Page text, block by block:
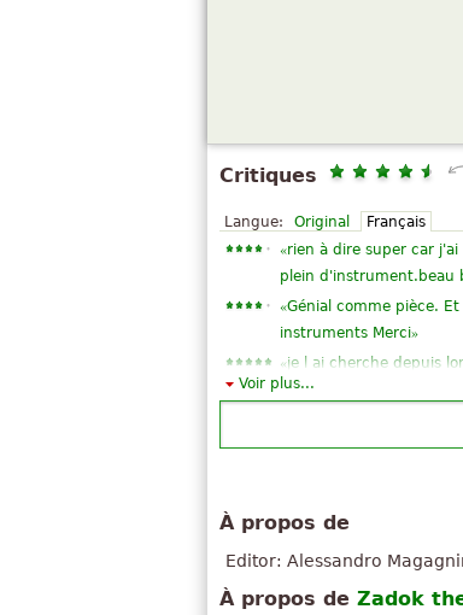
Critiques
Langue: Original Français
«rien à dire super car
plein d'instrument.beau
«Génial comme pièce.
instruments Merci»
«je l ai cherche depuis
«c'est une bonne pièce
pendant deux siècles.»
«
très belle oeuvre»
«Ses un morceau
Voir plus...
À propos de
Editor: Alessandro
À propos de Zadok